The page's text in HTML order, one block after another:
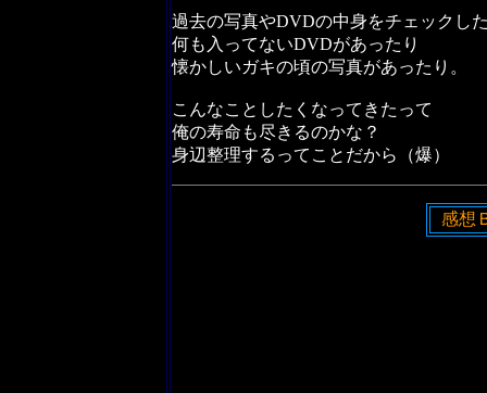
過去の写真やDVDの中身をチェックし
何も入ってないDVDがあったり
懐かしいガキの頃の写真があったり。
こんなことしたくなってきたって
俺の寿命も尽きるのかな？
身辺整理するってことだから（爆）
感想